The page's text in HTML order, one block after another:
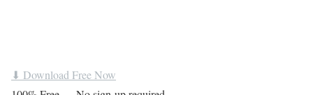
⬇ Download Free Now